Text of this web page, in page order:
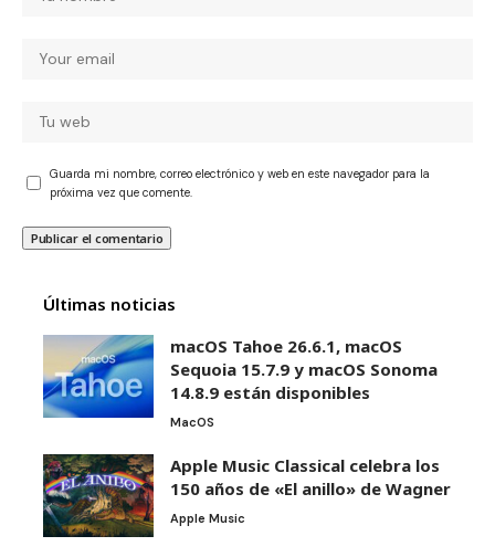
Guarda mi nombre, correo electrónico y web en este navegador para la
próxima vez que comente.
Últimas noticias
macOS Tahoe 26.6.1, macOS
Sequoia 15.7.9 y macOS Sonoma
14.8.9 están disponibles
MacOS
Apple Music Classical celebra los
150 años de «El anillo» de Wagner
Apple Music